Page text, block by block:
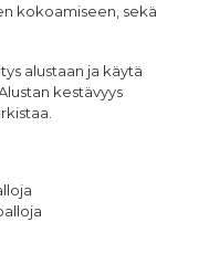
kokoamiseen, sekä
alustaan ja käytä
kestävyys